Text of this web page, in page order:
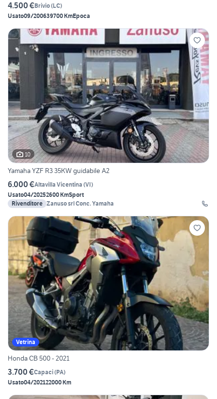
4.500 €Brivio(LC)
Usato09/200639700 KmEpoca
10
Yamaha YZF R3 35KW guidabile A2
6.000 €Altavilla Vicentina (VI)
Usato04/20252600 KmSport
Rivenditore Zanuso srl Conc. Yamaha
Vetrina
Honda CB 500 - 2021
3.700 €Capaci(PA)
Usato04/202122000 Km